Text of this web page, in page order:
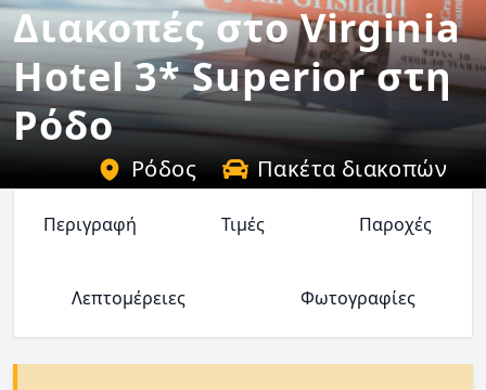
Διακοπές στο Virginia
Hotel 3* Superior στη
Ρόδο
Ρόδος Πακέτα διακοπών
Περιγραφή Τιμές Παροχές
Λεπτομέρειες Φωτογραφίες